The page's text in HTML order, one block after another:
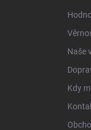
Naše
Kdy